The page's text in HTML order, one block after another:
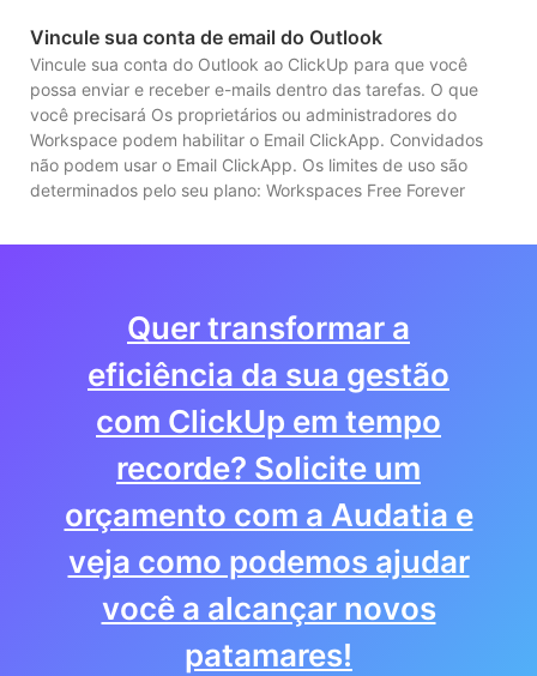
suportam
exportação de
dados
JPEG,
Vincule sua conta de email do Outlook
Vincule sua conta do Outlook ao ClickUp para que você
possa enviar e receber e-mails dentro das tarefas. O que
você precisará Os proprietários ou administradores do
Workspace podem habilitar o Email ClickApp. Convidados
não podem usar o Email ClickApp. Os limites de uso são
determinados pelo seu plano: Workspaces Free Forever
Quer transformar a
eficiência da sua gestão
com ClickUp em tempo
recorde? Solicite um
orçamento com a Audatia e
veja como podemos ajudar
você a alcançar novos
patamares!